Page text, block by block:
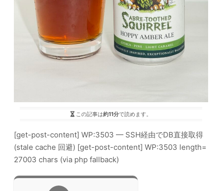
この記事は約11分で読めます。
[get-post-content] WP:3503 — SSH経由でDB直接取得
(stale cache 回避) [get-post-content] WP:3503 length=
27003 chars (via php fallback)